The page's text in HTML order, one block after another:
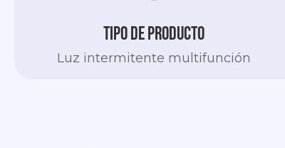
Tipo de producto
Luz intermitente multifunción